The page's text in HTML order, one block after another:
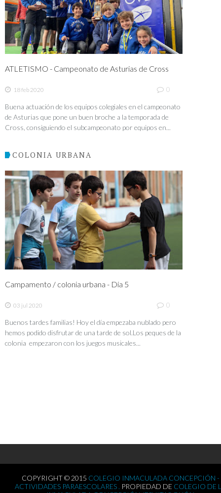
ATLETISMO - Campeonato de Asturias de Cross
18 feb 2020 0
Buena actuación de los equipos colegiales en el campeonato
de Asturias que pone un buen broche a la temporada de
Cross, consiguiendo el subcampeonato por equipos en...
COLONIA URBANA
Campamento / colonia urbana - Día 5
03 jul 2020 0
Buenos tardes familias! Hoy el día empezaba nublado pero
hemos podido disfrutar de una tarde de sol.Los peques de la
colonia empezaron con los juegos musicales...
COPYRIGHT © 2015 COLEGIO INMACULADA CONCEPCIÓN -
ACTIVIDADES PARAESCOLARES . PROPIEDAD DE COLEGIO DE